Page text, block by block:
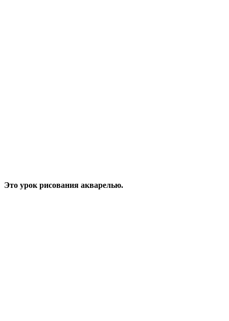
Это урок рисования акварелью.